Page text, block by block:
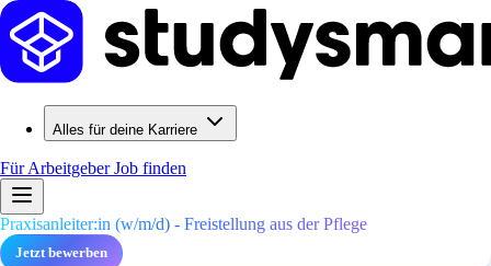
Alles für deine Karriere
Für ArbeitgeberJob finden
Praxisanleiter:in (w/m/d) - Freistellung aus der Pflege
Jetzt bewerben